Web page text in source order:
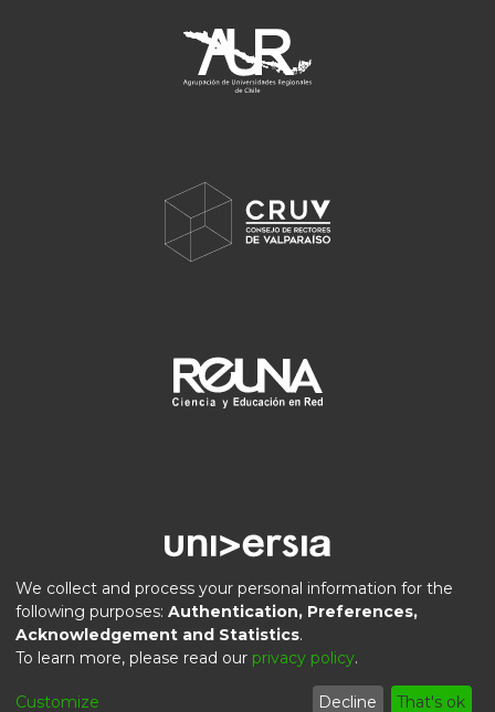
DSpace software copyright © 2002-2026
Agreement
Feedback
We collect and process your personal information for the
following purposes: Authentication, Preferences,
Acknowledgement and Statistics.
To learn more, please read our privacy policy.
Customize Decline That's ok